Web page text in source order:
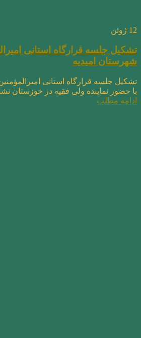
12 ژوئن
تشکیل جلسه قرارگاه استانی
شهرستان امیدیه
تشکیل جلسه قرارگاه استانی
با حضور نماینده ولی فقیه در خوزستان
ادامه مطلب